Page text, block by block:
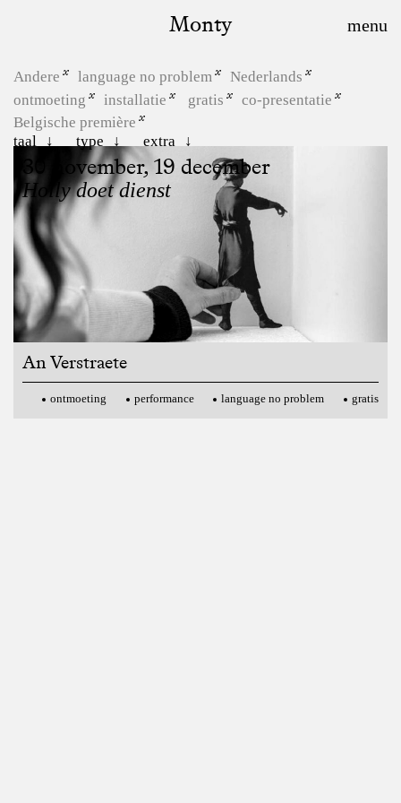
Monty
Andere language no problem
Nederlands
ontmoeting
installatie gratis
co-presentatie
Belgische première
taal
type extra
30 november, 19 december
Holly doet dienst
An Verstraete
ontmoeting performance language no problem gratis